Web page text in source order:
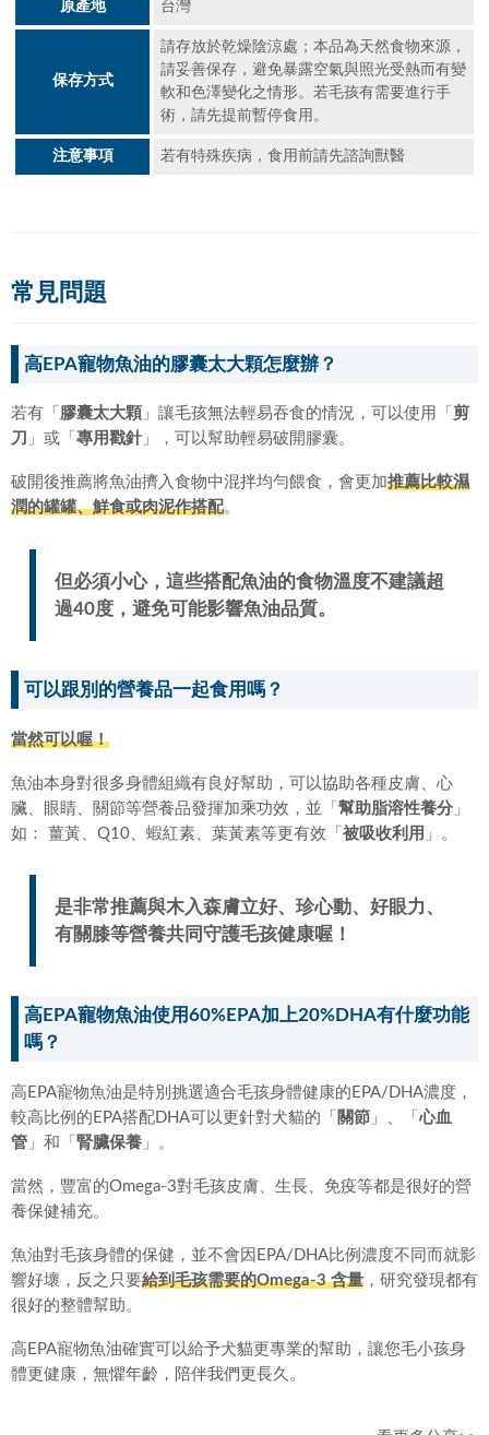
原產地 台灣
保存方式
請存放於乾燥陰涼處；本品為天然食物來源，
請妥善保存，避免暴露空氣與照光受熱而有變
軟和色澤變化之情形。若毛孩有需要進行手
術，請先提前暫停食用。
注意事項 若有特殊疾病，食用前請先諮詢獸醫
常見問題
高EPA寵物魚油的膠囊太大顆怎麼辦？
若有「 膠囊太大顆 」讓毛孩無法輕易吞食的情況，可以使用「 剪
刀 」或「 專用戳針 」，可以幫助輕易破開膠囊。
破開後推薦將魚油擠入食物中混拌均勻餵食，會更加推薦比較濕
潤的罐罐、鮮食或肉泥作搭配。
但必須小心，這些搭配魚油的食物溫度不建議超
過40度，避免可能影響魚油品質。
可以跟別的營養品一起食用嗎？
當然可以喔！
魚油本身對很多身體組織有良好幫助，可以協助各種皮膚、心
臟、眼睛、關節等營養品發揮加乘功效，並「 幫助脂溶性養分 」
如： 薑黃、Q10、蝦紅素、葉黃素等更有效「 被吸收利用 」。
是非常推薦與木入森膚立好、珍心動、好眼力、
有關膝等營養共同守護毛孩健康喔！
高EPA寵物魚油使用60%EPA加上20%DHA有什麼功能
嗎？
高EPA寵物魚油是特別挑選適合毛孩身體健康的EPA/DHA濃度，
較高比例的EPA搭配DHA可以更針對犬貓的「 關節 」、「 心血
管 」和「 腎臟保養 」。
當然，豐富的Omega-3對毛孩皮膚、生長、免疫等都是很好的營
養保健補充。
魚油對毛孩身體的保健，並不會因EPA/DHA比例濃度不同而就影
響好壞，反之只要給到毛孩需要的Omega-3 含量 ，研究發現都有
很好的整體幫助。
高EPA寵物魚油確實可以給予犬貓更專業的幫助，讓您毛小孩身
體更健康，無懼年齡，陪伴我們更長久。